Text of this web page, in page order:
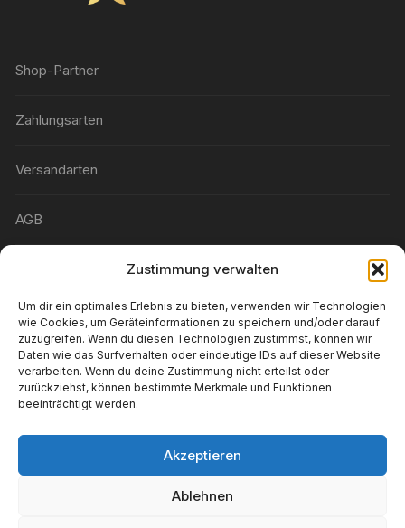
Zustimmung verwalten
Um dir ein optimales Erlebnis zu bieten, verwenden wir Technologien
wie Cookies, um Geräteinformationen zu speichern und/oder darauf
zuzugreifen. Wenn du diesen Technologien zustimmst, können wir
Daten wie das Surfverhalten oder eindeutige IDs auf dieser Website
verarbeiten. Wenn du deine Zustimmung nicht erteilst oder
zurückziehst, können bestimmte Merkmale und Funktionen
beeinträchtigt werden.
Akzeptieren
Ablehnen
Shop-Partner
Zahlungsarten
Versandarten
AGB
Widerrufsbelehrung
Wunschliste
Konto-Details
Impressum